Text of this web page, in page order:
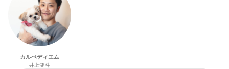
カルぺディエム
井上健斗